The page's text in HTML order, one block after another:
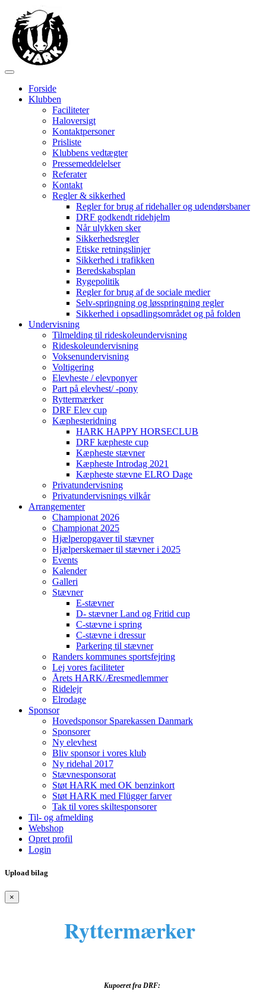
Forside
Klubben
Faciliteter
Haloversigt
Kontaktpersoner
Prisliste
Klubbens vedtægter
Pressemeddelelser
Referater
Kontakt
Regler & sikkerhed
Regler for brug af ridehaller og udendørsbaner
DRF godkendt ridehjelm
Når ulykken sker
Sikkerhedsregler
Etiske retningslinjer
Sikkerhed i trafikken
Beredskabsplan
Rygepolitik
Regler for brug af de sociale medier
Selv-springning og løsspringning regler
Sikkerhed i opsadlingsområdet og på folden
Undervisning
Tilmelding til rideskoleundervisning
Rideskoleundervisning
Voksenundervisning
Voltigering
Elevheste / elevponyer
Part på elevhest/ -pony
Ryttermærker
DRF Elev cup
Kæphesteridning
HARK HAPPY HORSECLUB
DRF kæpheste cup
Kæpheste stævner
Kæpheste Introdag 2021
Kæpheste stævne ELRO Dage
Privatundervisning
Privatundervisnings vilkår
Arrangementer
Championat 2026
Championat 2025
Hjælperopgaver til stævner
Hjælperskemaer til stævner i 2025
Events
Kalender
Galleri
Stævner
E-stævner
D- stævner Land og Fritid cup
C-stævne i spring
C-stævne i dressur
Parkering til stævner
Randers kommunes sportsfejring
Lej vores faciliteter
Årets HARK/Æresmedlemmer
Ridelejr
Elrodage
Sponsor
Hovedsponsor Sparekassen Danmark
Sponsorer
Ny elevhest
Bliv sponsor i vores klub
Ny ridehal 2017
Stævnesponsorat
Støt HARK med OK benzinkort
Støt HARK med Flügger farver
Tak til vores skiltesponsorer
Til- og afmelding
Webshop
Opret profil
Login
Upload bilag
×
Ryttermærker
Kupoeret fra DRF: